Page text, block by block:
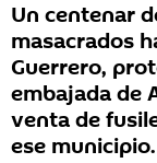
Un centenar
masacrados
Guerrero,
embajada de
venta de
ese municipio.